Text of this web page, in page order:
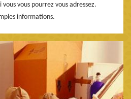
vous pourrez vous adressez.
informations.